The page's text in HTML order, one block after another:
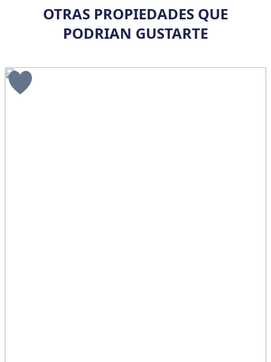
OTRAS PROPIEDADES QUE
PODRIAN GUSTARTE